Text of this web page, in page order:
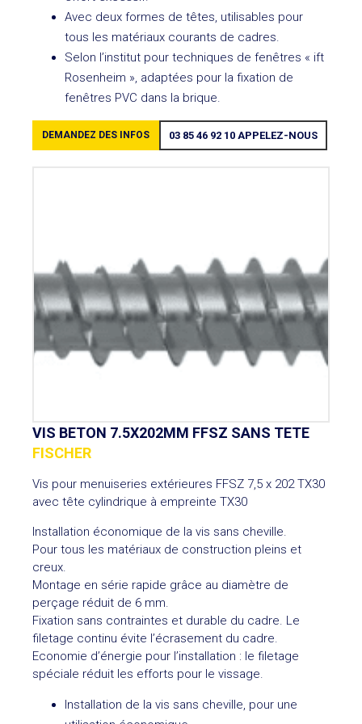
Avec deux formes de têtes, utilisables pour
tous les matériaux courants de cadres.
Selon l’institut pour techniques de fenêtres « ift
Rosenheim », adaptées pour la fixation de
fenêtres PVC dans la brique.
DEMANDEZ DES INFOS 03 85 46 92 10 APPELEZ-NOUS
VIS BETON 7.5X202MM FFSZ SANS TETE
FISCHER
Vis pour menuiseries extérieures FFSZ 7,5 x 202 TX30
avec tête cylindrique à empreinte TX30
Installation économique de la vis sans cheville.
Pour tous les matériaux de construction pleins et
creux.
Montage en série rapide grâce au diamètre de
perçage réduit de 6 mm.
Fixation sans contraintes et durable du cadre. Le
filetage continu évite l’écrasement du cadre.
Economie d’énergie pour l’installation : le filetage
spéciale réduit les efforts pour le vissage.
Installation de la vis sans cheville, pour une